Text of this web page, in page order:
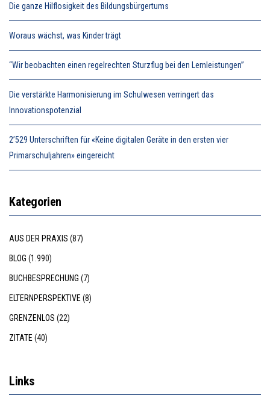
Die ganze Hilflosigkeit des Bildungsbürgertums
Woraus wächst, was Kinder trägt
“Wir beobachten einen regelrechten Sturzflug bei den Lernleistungen”
Die verstärkte Harmonisierung im Schulwesen verringert das
Innovationspotenzial
2’529 Unterschriften für «Keine digitalen Geräte in den ersten vier
Primarschuljahren» eingereicht
Kategorien
AUS DER PRAXIS (87)
BLOG (1.990)
BUCHBESPRECHUNG (7)
ELTERNPERSPEKTIVE (8)
GRENZENLOS (22)
ZITATE (40)
Links